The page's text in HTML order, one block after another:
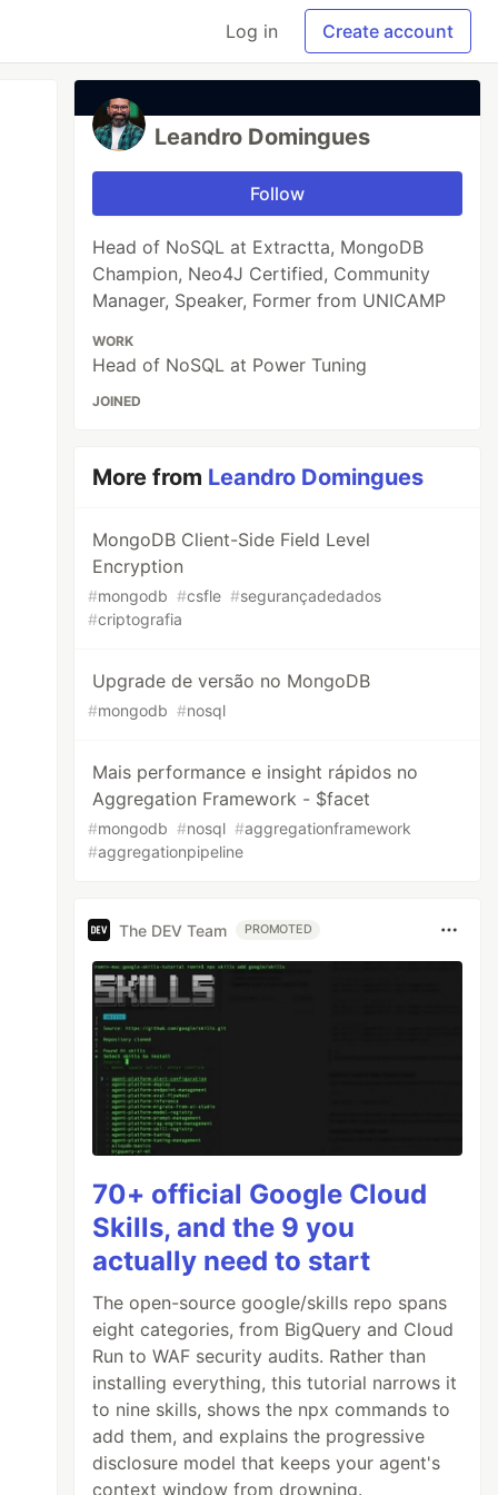
Log in Create account
Leandro Domingues
Follow
Head of NoSQL at Extractta, MongoDB
Champion, Neo4J Certified, Community
Manager, Speaker, Former from UNICAMP
WORK
Head of NoSQL at Power Tuning
JOINED
More from Leandro Domingues
MongoDB Client-Side Field Level
Encryption
#mongodb #csfle #segurançadedados
#criptografia
Upgrade de versão no MongoDB
#mongodb #nosql
Mais performance e insight rápidos no
Aggregation Framework - $facet
#mongodb #nosql #aggregationframework
#aggregationpipeline
The DEV Team PROMOTED
70+ official Google Cloud
Skills, and the 9 you
actually need to start
The open-source google/skills repo spans
eight categories, from BigQuery and Cloud
Run to WAF security audits. Rather than
installing everything, this tutorial narrows it
to nine skills, shows the npx commands to
add them, and explains the progressive
disclosure model that keeps your agent's
context window from drowning.